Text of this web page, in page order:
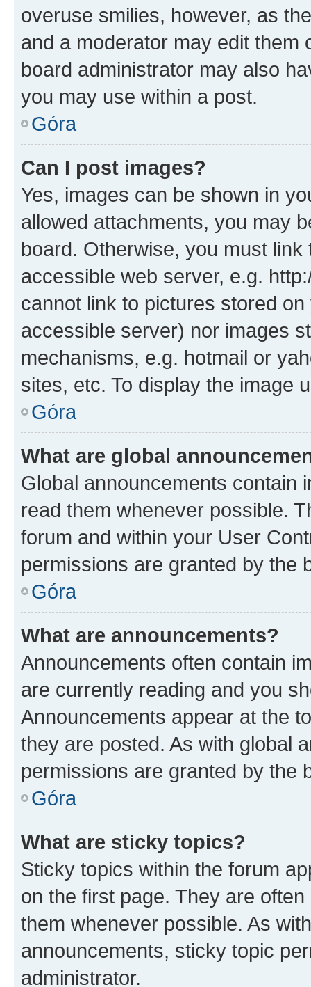
overuse smilies, however, as
and a moderator may edit them
board administrator may also
you may use within a post.
Góra
Can I post images?
Yes, images can be shown in
allowed attachments, you may
board. Otherwise, you must
accessible web server, e.g.
cannot link to pictures stored
accessible server) nor images
mechanisms, e.g. hotmail or
sites, etc. To display the image
Góra
What are global
Global announcements contain
read them whenever possible.
forum and within your User
permissions are granted by the
Góra
What are announcements?
Announcements often contain
are currently reading and you
Announcements appear at the
they are posted. As with global
permissions are granted by the
Góra
What are sticky topics?
Sticky topics within the forum
on the first page. They are
them whenever possible. As
announcements, sticky topic
administrator.